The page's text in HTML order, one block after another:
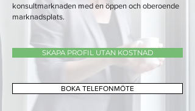
konsultmarknaden med en öppen och oberoende
marknadsplats.
SKAPA PROFIL UTAN KOSTNAD
BOKA TELEFONMÖTE